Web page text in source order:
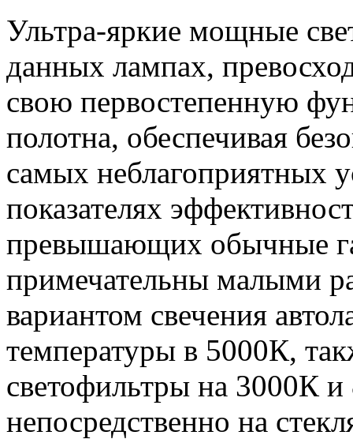
Ультра-яркие мощные
данных лампах,
свою первостепенную
полотна, обеспечивая
самых неблагоприятных
показателях
превышающих обычные
примечательны малыми
вариантом свечения
температуры в 5000К,
светофильтры на 3000К
непосредственно на